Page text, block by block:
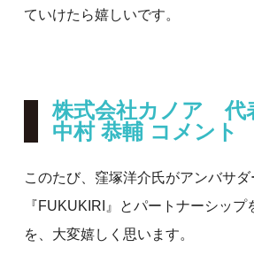
ていけたら嬉しいです。
株式会社カノア 代
中村 恭輔 コメント
このたび、窪塚洋介氏がアンバサダ
『FUKUKIRI』とパートナーシップ
を、大変嬉しく思います。